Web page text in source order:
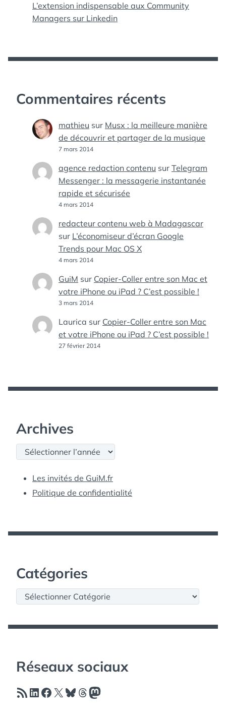
L’extension indispensable aux Community
Managers sur Linkedin
Commentaires récents
mathieu sur Musx : la meilleure manière
de découvrir et partager de la musique
7 mars 2014
agence redaction contenu sur Telegram
Messenger : la messagerie instantanée
rapide et sécurisée
4 mars 2014
redacteur contenu web à Madagascar
sur L’économiseur d’écran Google
Trends pour Mac OS X
4 mars 2014
GuiM sur Copier-Coller entre son Mac et
votre iPhone ou iPad ? C’est possible !
3 mars 2014
Laurica sur Copier-Coller entre son Mac
et votre iPhone ou iPad ? C’est possible !
27 février 2014
Archives
Archives
Les invités de GuiM.fr
Politique de confidentialité
Catégories
Catégories
Réseaux sociaux
Flux RSSLinkedIn
Facebook
X Bluesky
Threads
Mastodon